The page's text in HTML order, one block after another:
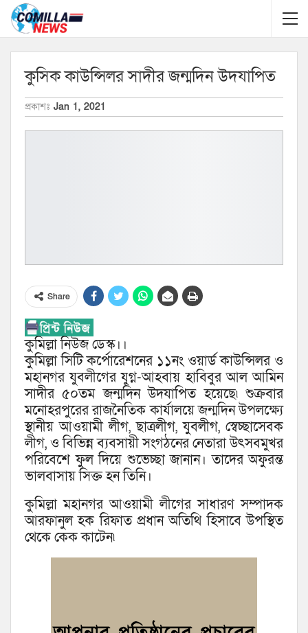
কুসিক কাউন্সিলর সাদীর জন্মদিন উদযাপিত
প্রকাশঃ Jan 1, 2021
Share
কুমিল্লা নিউজ ডেস্ক।।
কুমিল্লা সিটি কর্পোরেশনের ১১নং ওয়ার্ড কাউন্সিলর ও
মহানগর যুবলীগের যুগ্ন-আহবায় হাবিবুর আল আমিন
সাদীর ৫০তম জন্মদিন উদযাপিত হয়েছে৷ শুক্রবার
মনোহরপুরের রাজনৈতিক কার্যালয়ে জন্মদিন উপলক্ষ্যে
স্থানীয় আওয়ামী লীগ, ছাত্রলীগ, যুবলীগ, স্বেচ্ছাসেবক
লীগ, ও বিভিন্ন ব্যবসায়ী সংগঠনের নেতারা উৎসবমুখর
পরিবেশে ফুল দিয়ে শুভেচ্ছা জানান। তাদের অফুরন্ত
ভালবাসায় সিক্ত হন তিনি।
কুমিল্লা মহানগর আওয়ামী লীগের সাধারণ সম্পাদক
আরফানুল হক রিফাত প্রধান অতিথি হিসাবে উপস্থিত
থেকে কেক কাটেন৷